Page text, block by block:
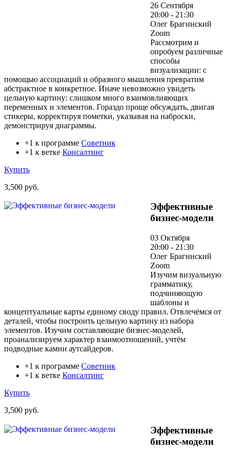
26 Сентября
20:00 - 21:30
Олег Брагинский
Zoom
Рассмотрим и
опробуем различные
способы
визуализации: с
помощью ассоциаций и образного мышления превратим
абстрактное в конкретное. Иначе невозможно увидеть
цельную картину: слишком много взаимовлияющих
переменных и элементов. Гораздо проще обсуждать, двигая
стикеры, корректируя пометки, указывая на наброски,
демонстрируя диаграммы.
+1 к программе Советник
+1 к ветке Консалтинг
Купить
3,500 руб.
Эффективные
бизнес-модели
03 Октября
20:00 - 21:30
Олег Брагинский
Zoom
Изучим визуальную
грамматику,
подчиняющую
шаблоны и
концептуальные карты единому своду правил. Отвлечёмся от
деталей, чтобы построить цельную картину из набора
элементов. Изучим составляющие бизнес-моделей,
проанализируем характер взаимоотношений, учтём
подводные камни аутсайдеров.
+1 к программе Советник
+1 к ветке Консалтинг
Купить
3,500 руб.
Эффективные
бизнес-модели